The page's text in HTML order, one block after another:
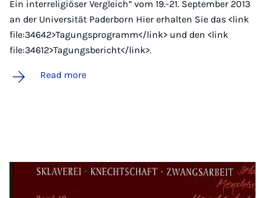
Ein interreligiöser Vergleich” vom 19.-21. September 2013
an der Universität Paderborn Hier erhalten Sie das <link
file:34642>Tagungsprogramm</link> und den <link
file:34612>Tagungsbericht</link>.
Read more